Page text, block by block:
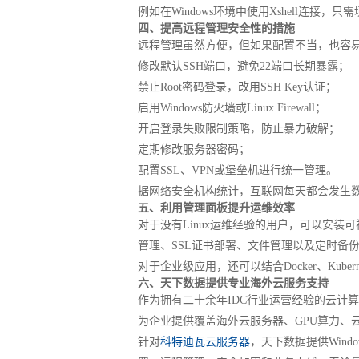
例如在Windows环境中使用Xshell连接，只
四、提高远程管理安全性的措施
远程管理虽然方便，但如果配置不当，也容
修改默认SSH端口，避免22端口长期暴露；
禁止Root密码登录，改用SSH Key认证；
启用Windows防火墙或Linux Firewall；
开启登录失败限制策略，防止暴力破解；
定期修改服务器密码；
配置SSL、VPN或堡垒机进行统一管理。
据网络安全机构统计，互联网每天都会发生
五、利用管理面板提升运维效率
对于没有Linux运维经验的用户，可以安装
管理、SSL证书部署、文件管理以及定时备
对于企业级应用，还可以结合Docker、
六、天下数据提供专业海外云服务支持
作为拥有二十余年IDC行业运营经验的云计
为企业提供覆盖海外云服务器、GPU算力
针对科特迪瓦云服务器，天下数据提供